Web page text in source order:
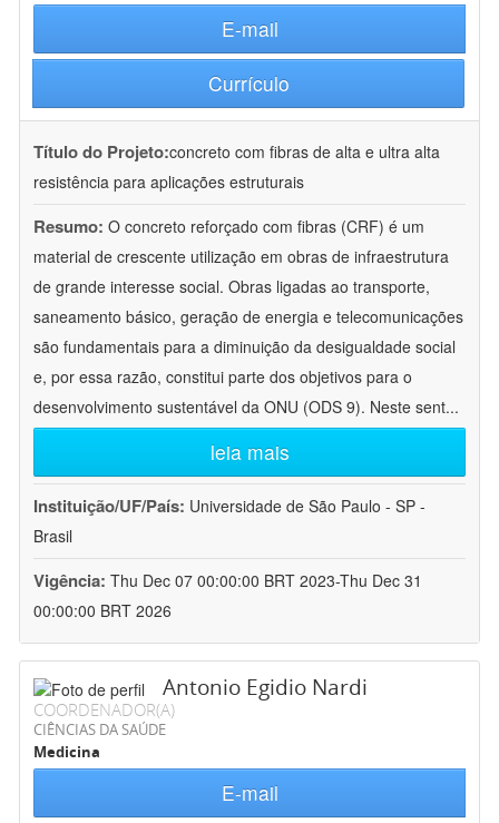
E-mail
Currículo
Título do Projeto:concreto com fibras de alta e ultra alta
resistência para aplicações estruturais
Resumo: O concreto reforçado com fibras (CRF) é um
material de crescente utilização em obras de infraestrutura
de grande interesse social. Obras ligadas ao transporte,
saneamento básico, geração de energia e telecomunicações
são fundamentais para a diminuição da desigualdade social
e, por essa razão, constitui parte dos objetivos para o
desenvolvimento sustentável da ONU (ODS 9). Neste sent...
leia mais
Instituição/UF/País: Universidade de São Paulo - SP -
Brasil
Vigência: Thu Dec 07 00:00:00 BRT 2023-Thu Dec 31
00:00:00 BRT 2026
Antonio Egidio Nardi
COORDENADOR(A)
CIÊNCIAS DA SAÚDE
Medicina
E-mail